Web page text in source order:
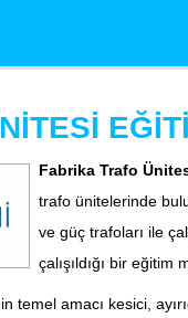
Fabrika Trafo
trafo ünitelerinde
ve güç trafoları ile
çalışıldığı bir eğitim
temel amacı kesici,